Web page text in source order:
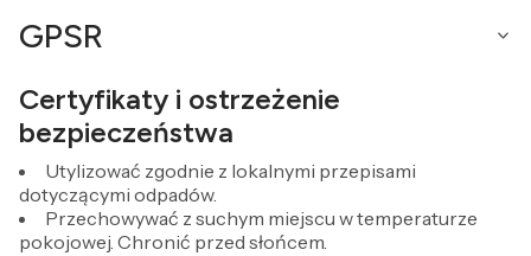
GPSR
Certyfikaty i ostrzeżenie
bezpieczeństwa
Utylizować zgodnie z lokalnymi przepisami
dotyczącymi odpadów.
Przechowywać z suchym miejscu w temperaturze
pokojowej. Chronić przed słońcem.